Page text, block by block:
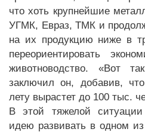
что хоть крупнейшие
УГМК, Евраз, ТМК и
на их продукцию ниже в
переориентировать
животноводство. «Вот
заключил он, добавив,
лету вырастет до 100 тыс.
В этой тяжелой ситуации
идею развивать в одном